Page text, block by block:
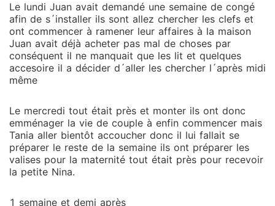
Le lundi Juan avait demandé une semaine de congé
afin de s´installer ils sont allez chercher les clefs et
ont commencer à ramener leur affaires à la maison
Juan avait déjà acheter pas mal de choses par
conséquent il ne manquait que les lit et quelques
accesoire il a décider d´aller les chercher l´après midi
même
Le mercredi tout était près et monter ils ont donc
emménager la vie de couple à enfin commencer mais
Tania aller bientôt accoucher donc il lui fallait se
préparer le reste de la semaine ils ont préparer les
valises pour la maternité tout était près pour recevoir
la petite Nina.
1 semaine et demi après